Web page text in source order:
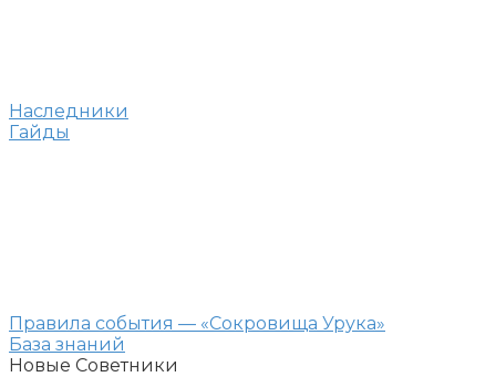
Наследники
Гайды
Правила события — «Сокровища Урука»
База знаний
Новые Советники